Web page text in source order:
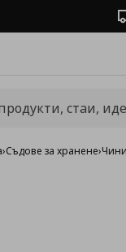
›Съдове за хранене›